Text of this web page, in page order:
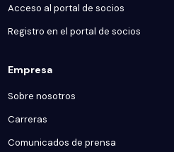
Acceso al portal de socios
Registro en el portal de socios
Empresa
Sobre nosotros
Carreras
Comunicados de prensa